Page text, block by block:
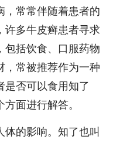
，常常伴随着患者的
许多牛皮癣患者寻求
包括饮食、口服药物
，常被推荐作为一种
是否可以食用知了
面进行解答。
的影响。知了也叫